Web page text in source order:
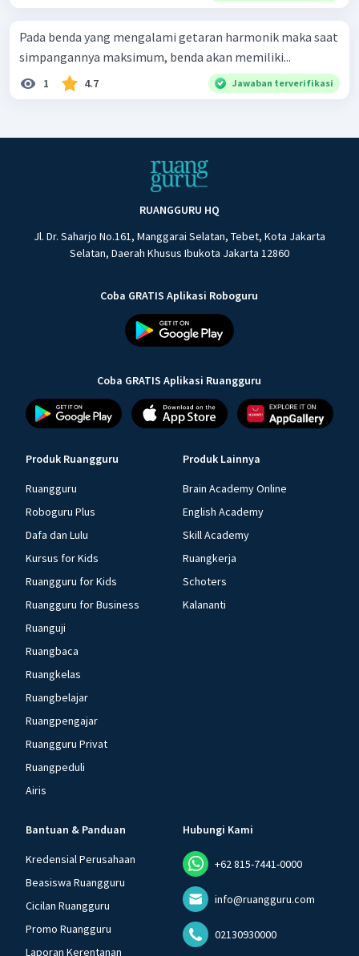
Pada benda yang mengalami getaran harmonik maka saat
simpangannya maksimum, benda akan memiliki...
1 4.7 Jawaban terverifikasi
RUANGGURU HQ
Jl. Dr. Saharjo No.161, Manggarai Selatan, Tebet, Kota Jakarta
Selatan, Daerah Khusus Ibukota Jakarta 12860
Coba GRATIS Aplikasi Roboguru
Coba GRATIS Aplikasi Ruangguru
Produk Ruangguru
Ruangguru
Roboguru Plus
Dafa dan Lulu
Kursus for Kids
Ruangguru for Kids
Ruangguru for Business
Ruanguji
Ruangbaca
Ruangkelas
Ruangbelajar
Ruangpengajar
Ruangguru Privat
Ruangpeduli
Airis
Produk Lainnya
Brain Academy Online
English Academy
Skill Academy
Ruangkerja
Schoters
Kalananti
Bantuan & Panduan
Kredensial Perusahaan
Beasiswa Ruangguru
Cicilan Ruangguru
Promo Ruangguru
Laporan Kerentanan
Hubungi Kami
+62 815-7441-0000
info@ruangguru.com
02130930000